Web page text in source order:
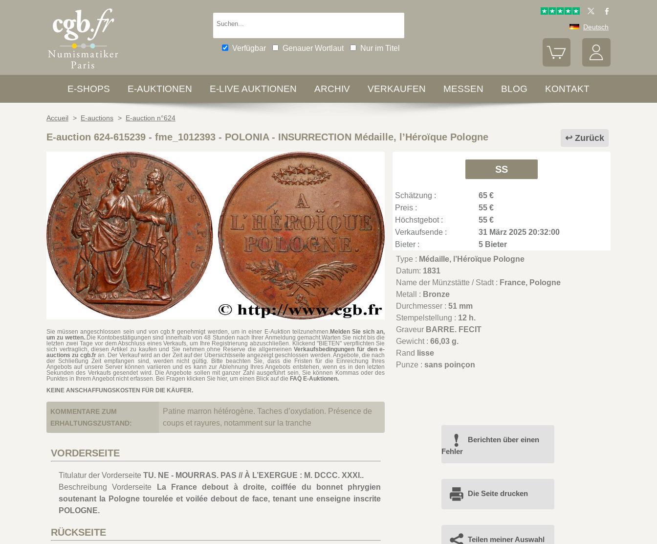
Verfügbar Genauer Wortlaut Nur im Titel
Deutsch
E-SHOPS E-AUKTIONEN E-LIVE AUKTIONEN ARCHIV VERKAUFEN MESSEN BLOG KONTAKT
Accueil > E-auctions > E-auction n°624
Zurück
E-auction 624-615239 - fme_1012393 - POLONIA - INSURRECTION Médaille, l’Héroïque Pologne
Sie müssen angeschlossen sein und von cgb.fr genehmigt werden, um in einer E-Auktion teilzunehmen. Melden Sie sich an,
um zu wetten..Die Kontobestätigungen sind innerhalb von 48 Stunden nach Ihrer Anmeldung gemacht.Warten Sie nicht bis die
letzten zwei Tage vor dem Abschluss eines Verkaufs, um Ihre Registrierung abzuschließen. Klickend "BIETEN" verpflichten Sie
sich vertraglich, diesen Artikel zu kaufen und Sie nehmen ohne Reserve die allgemeinenVerkaufsbedingungen für den e-
auctions zu cgb.fran. Der Verkauf wird an der Zeit auf der Übersichtsseite angezeigt geschlossen werden. Angebote, die nach
der Schließung Zeit empfangen sind, werden nicht gültig. Bitte beachten Sie, dass die Fristen für die Einreichung Ihres
Angebots auf unsere Server können variieren und es kann zur Ablehnung Ihres Angebots entstehen, wenn es in den letzten
Sekunden des Verkaufs gesendet wird. Die Angebote sollen mit ganzer Zahl ausgeführt sein, Sie können Kommas oder des
Punktes in Ihrem Angebot nicht erfassen. Bei Fragen klicken Sie hier, um einen Blick auf die FAQ E-Auktionen.
KEINE ANSCHAFFUNGSKOSTEN FÜR DIE KÄUFER.
SS
Schätzung :
65 €
Preis :
55 €
Höchstgebot :
55 €
Verkaufsende :
31 März 2025 20:32:00
Bieter :
5 Bieter
Type : Médaille, l’Héroïque Pologne
Datum: 1831
Name der Münzstätte / Stadt : France, Pologne
Metall : Bronze
Durchmesser :51 mm
Stempelstellung : 12 h.
Graveur BARRE. FECIT
Gewicht :66,03 g.
Rand
lisse
Punze :sans poinçon
KOMMENTARE ZUM
ERHALTUNGSZUSTAND:
Patine marron hétérogène. Taches d’oxydation. Présence de
coups et rayures, notamment sur la tranche
VORDERSEITE
Titulatur der Vorderseite TU. NE - MOURRAS. PAS // À L’EXERGUE : M. DCCC. XXXI..
Beschreibung Vorderseite
La France debout à droite, coiffée du bonnet phrygien
soutenant la Pologne tourelée et voilée debout de face, tenant une enseigne inscrite
POLOGNE.
RÜCKSEITE
Berichten über einen
Fehler
Die Seite drucken
Teilen meiner Auswahl